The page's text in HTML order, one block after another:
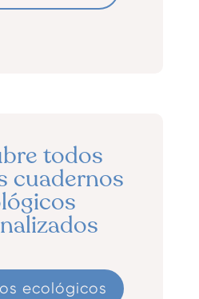
todos
cuadernos
ecológicos